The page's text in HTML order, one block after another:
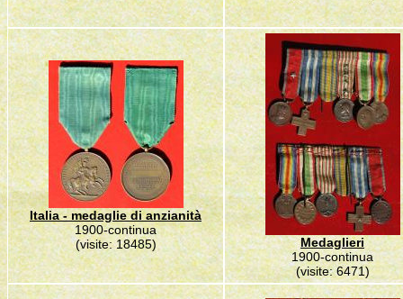
Italia - medaglie di anzianità
1900-continua
(visite: 18485)
Medaglieri
1900-continua
(visite: 6471)